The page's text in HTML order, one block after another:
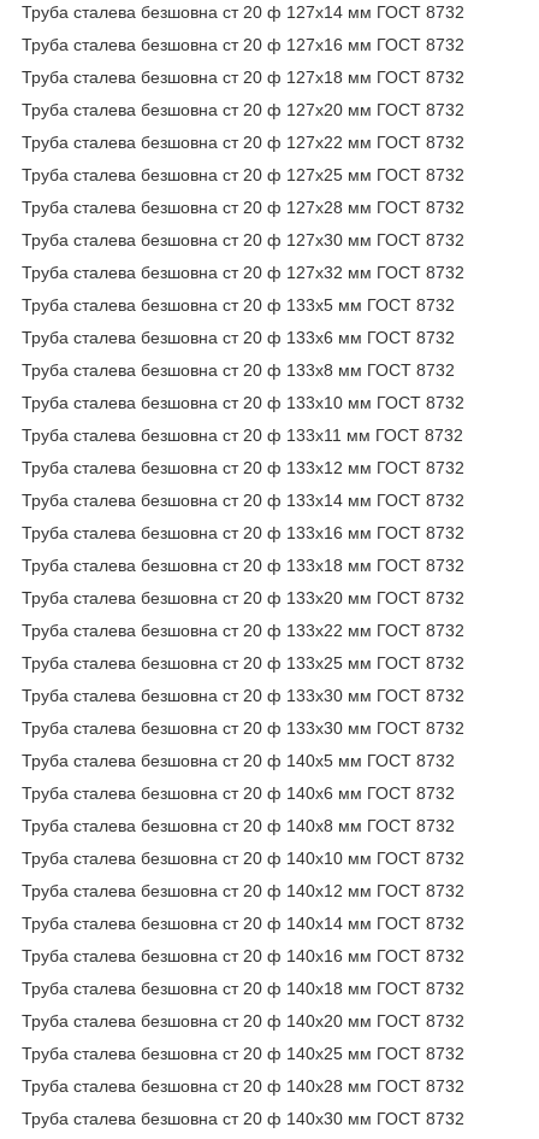
Труба сталева безшовна ст 20 ф 127х14 мм ГОСТ 8732
Труба сталева безшовна ст 20 ф 127х16 мм ГОСТ 8732
Труба сталева безшовна ст 20 ф 127х18 мм ГОСТ 8732
Труба сталева безшовна ст 20 ф 127х20 мм ГОСТ 8732
Труба сталева безшовна ст 20 ф 127х22 мм ГОСТ 8732
Труба сталева безшовна ст 20 ф 127х25 мм ГОСТ 8732
Труба сталева безшовна ст 20 ф 127х28 мм ГОСТ 8732
Труба сталева безшовна ст 20 ф 127х30 мм ГОСТ 8732
Труба сталева безшовна ст 20 ф 127х32 мм ГОСТ 8732
Труба сталева безшовна ст 20 ф 133х5 мм ГОСТ 8732
Труба сталева безшовна ст 20 ф 133х6 мм ГОСТ 8732
Труба сталева безшовна ст 20 ф 133х8 мм ГОСТ 8732
Труба сталева безшовна ст 20 ф 133х10 мм ГОСТ 8732
Труба сталева безшовна ст 20 ф 133х11 мм ГОСТ 8732
Труба сталева безшовна ст 20 ф 133х12 мм ГОСТ 8732
Труба сталева безшовна ст 20 ф 133х14 мм ГОСТ 8732
Труба сталева безшовна ст 20 ф 133х16 мм ГОСТ 8732
Труба сталева безшовна ст 20 ф 133х18 мм ГОСТ 8732
Труба сталева безшовна ст 20 ф 133х20 мм ГОСТ 8732
Труба сталева безшовна ст 20 ф 133х22 мм ГОСТ 8732
Труба сталева безшовна ст 20 ф 133х25 мм ГОСТ 8732
Труба сталева безшовна ст 20 ф 133х30 мм ГОСТ 8732
Труба сталева безшовна ст 20 ф 133х30 мм ГОСТ 8732
Труба сталева безшовна ст 20 ф 140х5 мм ГОСТ 8732
Труба сталева безшовна ст 20 ф 140х6 мм ГОСТ 8732
Труба сталева безшовна ст 20 ф 140х8 мм ГОСТ 8732
Труба сталева безшовна ст 20 ф 140х10 мм ГОСТ 8732
Труба сталева безшовна ст 20 ф 140х12 мм ГОСТ 8732
Труба сталева безшовна ст 20 ф 140х14 мм ГОСТ 8732
Труба сталева безшовна ст 20 ф 140х16 мм ГОСТ 8732
Труба сталева безшовна ст 20 ф 140х18 мм ГОСТ 8732
Труба сталева безшовна ст 20 ф 140х20 мм ГОСТ 8732
Труба сталева безшовна ст 20 ф 140х25 мм ГОСТ 8732
Труба сталева безшовна ст 20 ф 140х28 мм ГОСТ 8732
Труба сталева безшовна ст 20 ф 140х30 мм ГОСТ 8732